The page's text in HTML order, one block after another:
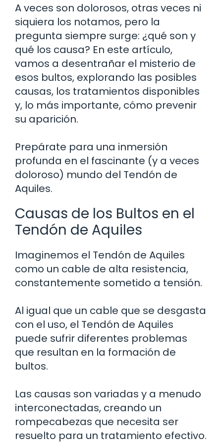
A veces son dolorosos, otras veces ni
siquiera los notamos, pero la
pregunta siempre surge: ¿qué son y
qué los causa? En este artículo,
vamos a desentrañar el misterio de
esos bultos, explorando las posibles
causas, los tratamientos disponibles
y, lo más importante, cómo prevenir
su aparición.
Prepárate para una inmersión
profunda en el fascinante (y a veces
doloroso) mundo del Tendón de
Aquiles.
Causas de los Bultos en el
Tendón de Aquiles
Imaginemos el Tendón de Aquiles
como un cable de alta resistencia,
constantemente sometido a tensión.
Al igual que un cable que se desgasta
con el uso, el Tendón de Aquiles
puede sufrir diferentes problemas
que resultan en la formación de
bultos.
Las causas son variadas y a menudo
interconectadas, creando un
rompecabezas que necesita ser
resuelto para un tratamiento efectivo.